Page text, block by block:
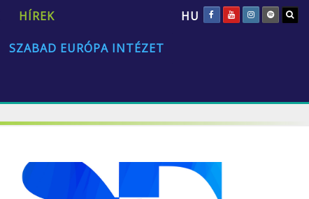
HU
HÍREK
SZABAD EURÓPA INTÉZET